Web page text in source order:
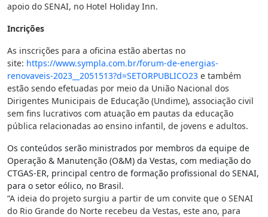
apoio do SENAI, no Hotel Holiday Inn.
Incrições
As inscrições para a oficina estão abertas no
site: https://www.sympla.com.br/forum-de-energias-
renovaveis-2023__2051513?d=SETORPUBLICO23 e também
estão sendo efetuadas por meio da União Nacional dos
Dirigentes Municipais de Educação (Undime), associação civil
sem fins lucrativos com atuação em pautas da educação
pública relacionadas ao ensino infantil, de jovens e adultos.
Os conteúdos serão ministrados por membros da equipe de
Operação & Manutenção (O&M) da Vestas, com mediação do
CTGAS-ER, principal centro de formação profissional do SENAI,
para o setor eólico, no Brasil.
“A ideia do projeto surgiu a partir de um convite que o SENAI
do Rio Grande do Norte recebeu da Vestas, este ano, para